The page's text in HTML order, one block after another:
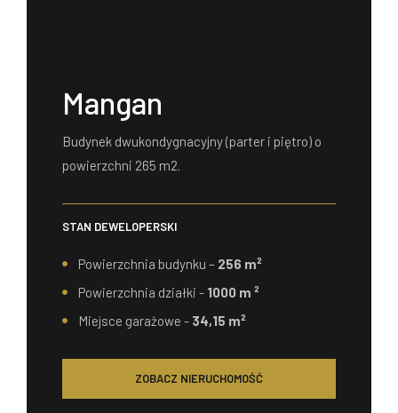
Mangan
Budynek dwukondygnacyjny (parter i piętro) o
powierzchni 265 m2.
STAN DEWELOPERSKI
Powierzchnia budynku – 256 m²
Powierzchnia działki - 1000 m ²
Miejsce garażowe - 34,15 m²
ZOBACZ NIERUCHOMOŚĆ